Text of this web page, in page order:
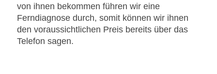
von ihnen bekommen führen wir eine
Ferndiagnose durch, somit können wir ihnen
den voraussichtlichen Preis bereits über das
Telefon sagen.